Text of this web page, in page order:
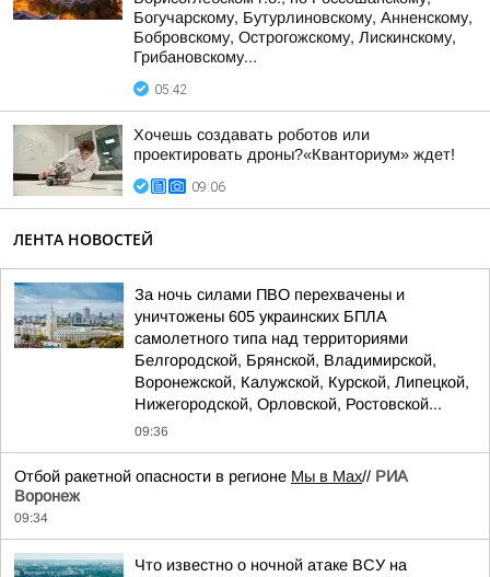
Богучарскому, Бутурлиновскому, Анненскому,
Бобровскому, Острогожскому, Лискинскому,
Грибановскому...
05:42
Хочешь создавать роботов или
проектировать дроны?«Кванториум» ждет!
09:06
ЛЕНТА НОВОСТЕЙ
За ночь силами ПВО перехвачены и
уничтожены 605 украинских БПЛА
самолетного типа над территориями
Белгородской, Брянской, Владимирской,
Воронежской, Калужской, Курской, Липецкой,
Нижегородской, Орловской, Ростовской...
09:36
Отбой ракетной опасности в регионе Мы в Мах// РИА
Воронеж
09:34
Что известно о ночной атаке ВСУ на